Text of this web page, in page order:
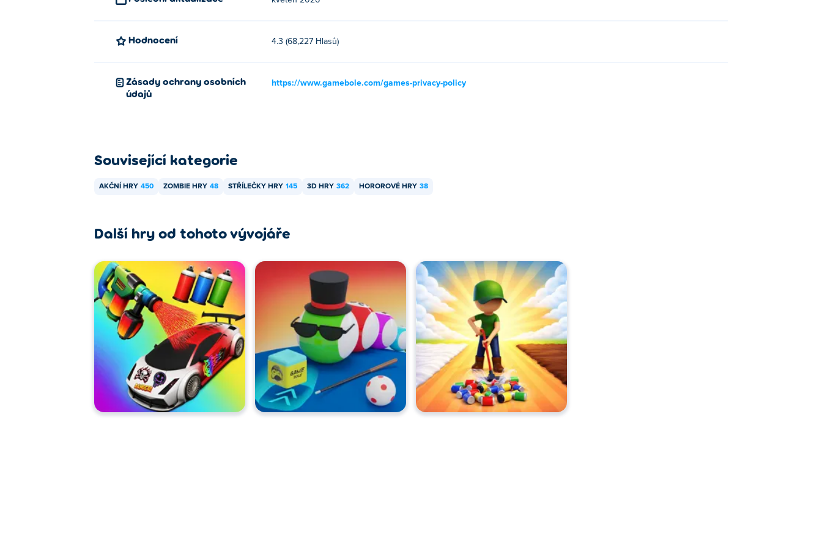
Hodnocení 4.3 (68,227 Hlasů)
Zásady ochrany osobních
údajů
https://www.gamebole.com/games-privacy-policy
Související kategorie
AKČNÍ HRY 450 ZOMBIE HRY 48 STŘÍLEČKY HRY 145 3D HRY 362 HOROROVÉ HRY 38
Další hry od tohoto vývojáře